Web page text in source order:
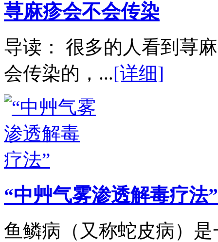
荨麻疹会不会传染
导读： 很多的人看到荨
会传染的，...[详细]
“中艸气雾渗透解毒疗法”
鱼鳞病（又称蛇皮病）